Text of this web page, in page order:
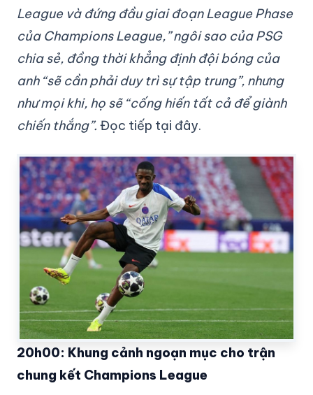
League và đứng đầu giai đoạn League Phase
của Champions League,” ngôi sao của PSG
chia sẻ, đồng thời khẳng định đội bóng của
anh “sẽ cần phải duy trì sự tập trung”, nhưng
như mọi khi, họ sẽ “cống hiến tất cả để giành
chiến thắng”. Đọc tiếp tại đây.
20h00: Khung cảnh ngoạn mục cho trận
chung kết Champions League